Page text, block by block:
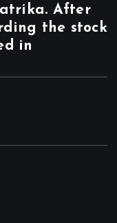
After
the stock
in